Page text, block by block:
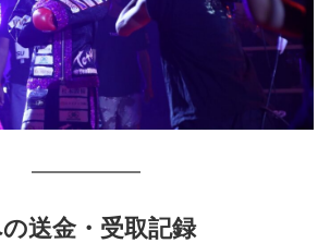
送金・受取記録